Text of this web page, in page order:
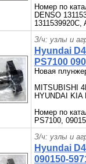
Номер по
DENSO
З/ч: узлы и
Hyundai
PS7100
Новая
MITSUBISHI
HYUNDAI KIA
Номер по
PS7100,
З/ч: узлы и
Hyundai
090150-